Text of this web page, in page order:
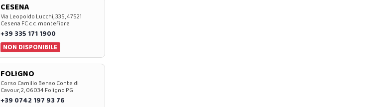
CESENA
Via Leopoldo Lucchi, 335, 47521
Cesena FC c.c. montefiore
+39 335 171 1900
NON DISPONIBILE
FOLIGNO
Corso Camillo Benso Conte di
Cavour, 2, 06034 Foligno PG
+39 0742 197 93 76